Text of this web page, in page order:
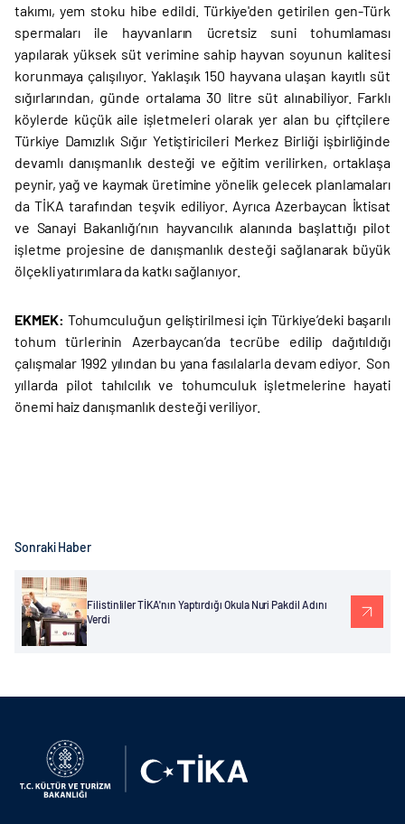
takımı, yem stoku hibe edildi. Türkiye'den getirilen gen-Türk
spermaları ile hayvanların ücretsiz suni tohumlaması
yapılarak yüksek süt verimine sahip hayvan soyunun kalitesi
korunmaya çalışılıyor. Yaklaşık 150 hayvana ulaşan kayıtlı süt
sığırlarından, günde ortalama 30 litre süt alınabiliyor. Farklı
köylerde küçük aile işletmeleri olarak yer alan bu çiftçilere
Türkiye Damızlık Sığır Yetiştiricileri Merkez Birliği işbirliğinde
devamlı danışmanlık desteği ve eğitim verilirken, ortaklaşa
peynir, yağ ve kaymak üretimine yönelik gelecek planlamaları
da TİKA tarafından teşvik ediliyor. Ayrıca Azerbaycan İktisat
ve Sanayi Bakanlığı’nın hayvancılık alanında başlattığı pilot
işletme projesine de danışmanlık desteği sağlanarak büyük
ölçekli yatırımlara da katkı sağlanıyor.
EKMEK: Tohumculuğun geliştirilmesi için Türkiye’deki başarılı
tohum türlerinin Azerbaycan’da tecrübe edilip dağıtıldığı
çalışmalar 1992 yılından bu yana fasılalarla devam ediyor. Son
yıllarda pilot tahılcılık ve tohumculuk işletmelerine hayati
önemi haiz danışmanlık desteği veriliyor.
Sonraki Haber
Filistinliler TİKA'nın Yaptırdığı Okula Nuri Pakdil Adını
Verdi